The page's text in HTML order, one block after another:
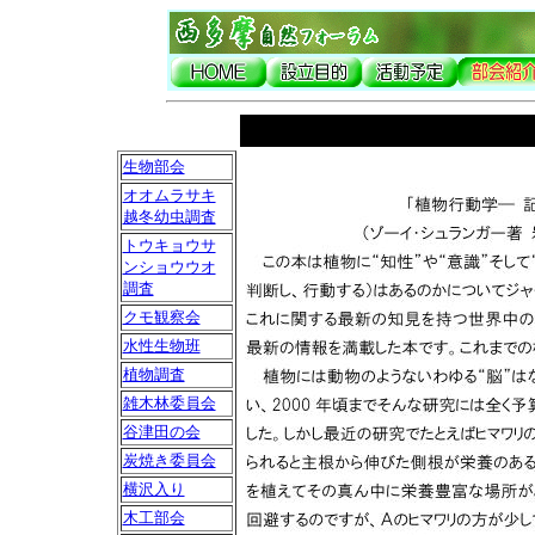
生物部会
オオムラサキ
越冬幼虫調査
トウキョウサ
ンショウウオ
調査
クモ観察会
水性生物班
植物調査
雑木林委員会
谷津田の会
炭焼き委員会
横沢入り
木工部会